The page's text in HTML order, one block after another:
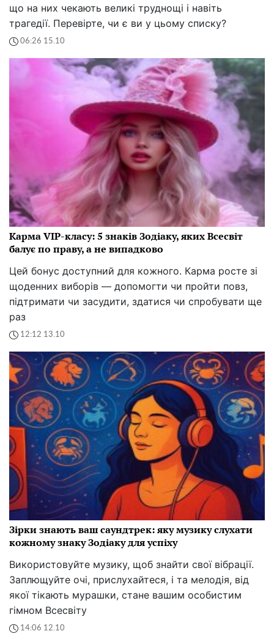
що на них чекають великі труднощі і навіть
трагедії. Перевірте, чи є ви у цьому списку?
06:26 15.10
Карма VIP-класу: 5 знаків Зодіаку, яких Всесвіт
балує по праву, а не випадково
Цей бонус доступний для кожного. Карма росте зі
щоденних виборів — допомогти чи пройти повз,
підтримати чи засудити, здатися чи спробувати ще
раз
12:12 13.10
Зірки знають ваш саундтрек: яку музику слухати
кожному знаку Зодіаку для успіху
Використовуйте музику, щоб знайти свої вібрації.
Заплющуйте очі, прислухайтеся, і та мелодія, від
якої тікають мурашки, стане вашим особистим
гімном Всесвіту
14:06 12.10